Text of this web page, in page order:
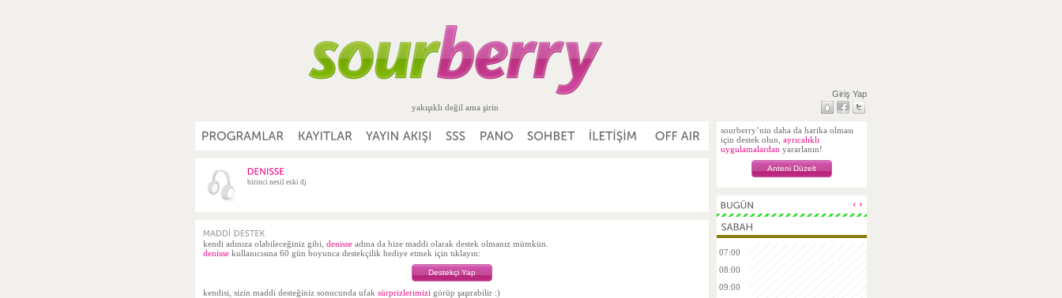
yakışıklı değil ama şirin
Giriş Yap
birinci nesil eski dj
kendi adınıza olabileceğiniz gibi, denisse adına da bize maddi olarak destek olmanız mümkün.
denisse kullanıcısına 60 gün boyunca destekçilik hediye etmek için tıklayın:
Destekçi Yap
kendisi, sizin maddi desteğiniz sonucunda ufak sürprizlerimizi görüp şaşırabilir :)
sourberry’nin daha da harika olması
için destek olun, ayrıcalıklı
uygulamalardan yararlanın!
Anteni Düzelt
‹ ›
07:00
08:00
09:00